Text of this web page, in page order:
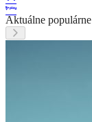
Aktuálne populárne